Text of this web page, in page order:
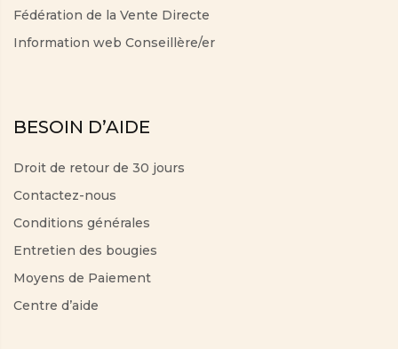
Fédération de la Vente Directe
Information web Conseillère/er
BESOIN D’AIDE
Droit de retour de 30 jours
Contactez-nous
Conditions générales
Entretien des bougies
Moyens de Paiement
Centre d’aide